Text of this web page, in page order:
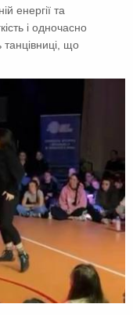
енергії та
і одночасно
танцівниці, що